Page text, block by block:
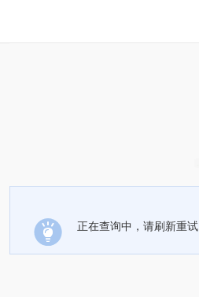
正在查询中，请刷新重试